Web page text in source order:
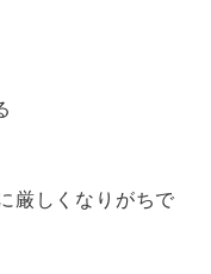
厳しくなりがちで